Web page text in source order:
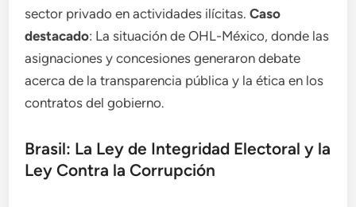
sector privado en actividades ilícitas.Caso
destacado: La situación de OHL-México, donde las
asignaciones y concesiones generaron debate
acerca de la transparencia pública y la ética en los
contratos del gobierno.
Brasil: La Ley de Integridad Electoral y la
Ley Contra la Corrupción